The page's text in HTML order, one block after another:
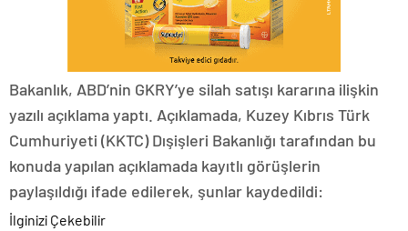
Bakanlık, ABD’nin GKRY’ye silah satışı kararına ilişkin
yazılı açıklama yaptı. Açıklamada, Kuzey Kıbrıs Türk
Cumhuriyeti (KKTC) Dışişleri Bakanlığı tarafından bu
konuda yapılan açıklamada kayıtlı görüşlerin
paylaşıldığı ifade edilerek, şunlar kaydedildi:
İlginizi Çekebilir